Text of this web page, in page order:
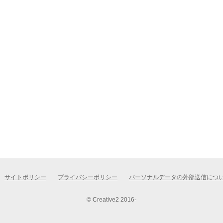
サイトポリシー プライバシーポリシー パーソナルデータの外部送信につ
© Creative2 2016-